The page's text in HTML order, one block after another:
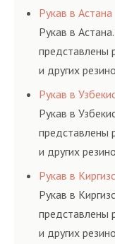
и нормативам.
Рукав в Астана
Рукав в
представлены
и других
и нормативам.
Рукав в
Рукав в
представлены
и других
и нормативам.
Рукав в
Рукав в
представлены
и других